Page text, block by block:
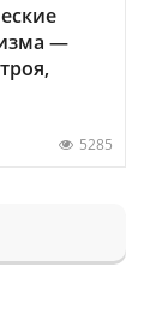
—
5285